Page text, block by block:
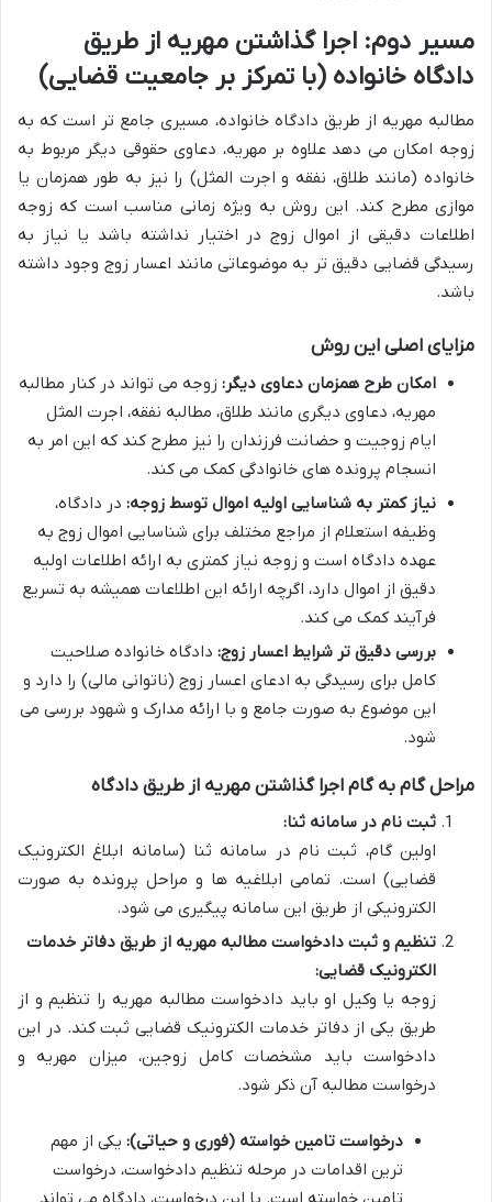
مسیر دوم: اجرا گذاشتن مهریه از طریق
دادگاه خانواده (با تمرکز بر جامعیت قضایی)
مطالبه مهریه از طریق دادگاه خانواده، مسیری جامع تر است که به
زوجه امکان می دهد علاوه بر مهریه، دعاوی حقوقی دیگر مربوط به
خانواده (مانند طلاق، نفقه و اجرت المثل) را نیز به طور همزمان یا
موازی مطرح کند. این روش به ویژه زمانی مناسب است که زوجه
اطلاعات دقیقی از اموال زوج در اختیار نداشته باشد یا نیاز به
رسیدگی قضایی دقیق تر به موضوعاتی مانند اعسار زوج وجود داشته
باشد.
مزایای اصلی این روش
امکان طرح همزمان دعاوی دیگر: زوجه می تواند در کنار مطالبه
مهریه، دعاوی دیگری مانند طلاق، مطالبه نفقه، اجرت المثل
ایام زوجیت و حضانت فرزندان را نیز مطرح کند که این امر به
انسجام پرونده های خانوادگی کمک می کند.
نیاز کمتر به شناسایی اولیه اموال توسط زوجه: در دادگاه،
وظیفه استعلام از مراجع مختلف برای شناسایی اموال زوج به
عهده دادگاه است و زوجه نیاز کمتری به ارائه اطلاعات اولیه
دقیق از اموال دارد، اگرچه ارائه این اطلاعات همیشه به تسریع
فرآیند کمک می کند.
بررسی دقیق تر شرایط اعسار زوج: دادگاه خانواده صلاحیت
کامل برای رسیدگی به ادعای اعسار زوج (ناتوانی مالی) را دارد و
این موضوع به صورت جامع و با ارائه مدارک و شهود بررسی می
شود.
مراحل گام به گام اجرا گذاشتن مهریه از طریق دادگاه
ثبت نام در سامانه ثنا:
اولین گام، ثبت نام در سامانه ثنا (سامانه ابلاغ الکترونیک
قضایی) است. تمامی ابلاغیه ها و مراحل پرونده به صورت
الکترونیکی از طریق این سامانه پیگیری می شود.
تنظیم و ثبت دادخواست مطالبه مهریه از طریق دفاتر خدمات
الکترونیک قضایی:
زوجه یا وکیل او باید دادخواست مطالبه مهریه را تنظیم و از
طریق یکی از دفاتر خدمات الکترونیک قضایی ثبت کند. در این
دادخواست باید مشخصات کامل زوجین، میزان مهریه و
درخواست مطالبه آن ذکر شود.
درخواست تامین خواسته (فوری و حیاتی): یکی از مهم
ترین اقدامات در مرحله تنظیم دادخواست، درخواست